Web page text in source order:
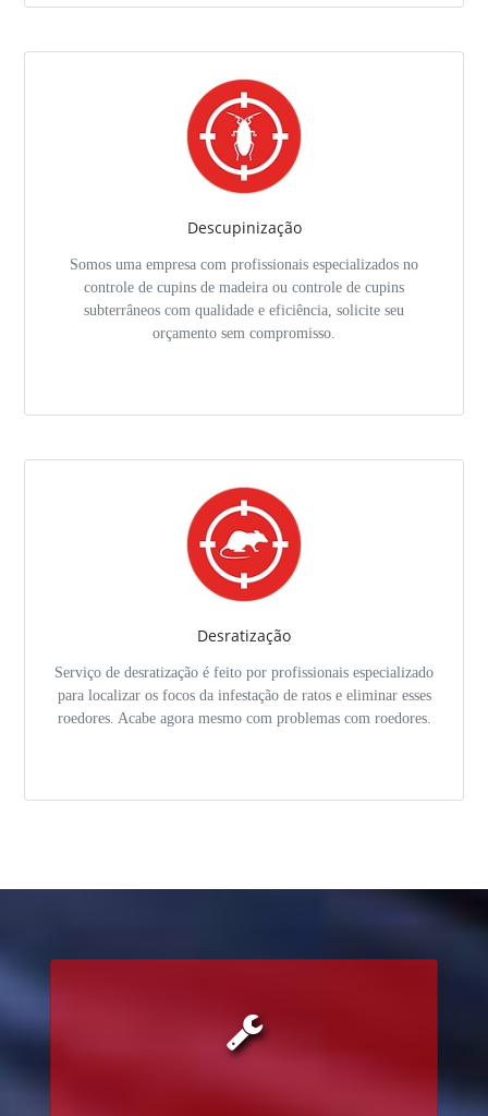
Descupinização
Somos uma empresa com profissionais especializados no
controle de cupins de madeira ou controle de cupins
subterrâneos com qualidade e eficiência, solicite seu
orçamento sem compromisso.
Desratização
Serviço de desratização é feito por profissionais especializado
para localizar os focos da infestação de ratos e eliminar esses
roedores. Acabe agora mesmo com problemas com roedores.